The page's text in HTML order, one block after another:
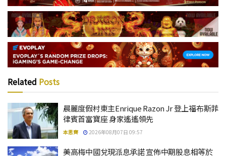
Related Posts
晨麗度假村東主Enrique Razon Jr 登上福布斯菲
律賓首富寶座 身家遙遙領先
本思齊 2026年08月07日 09:57
美高梅中國兌現派息承諾 宣佈中期股息相等於